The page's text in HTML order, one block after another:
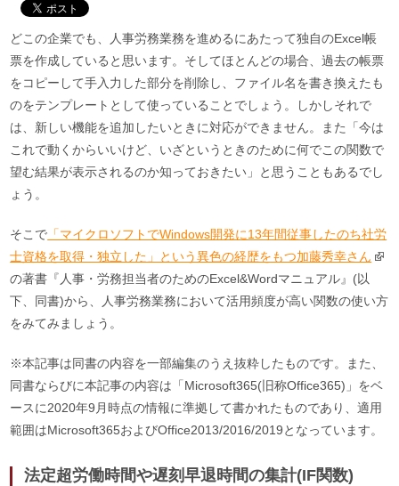
どこの企業でも、人事労務業務を進めるにあたって独自のExcel帳
票を作成していると思います。そしてほとんどの場合、過去の帳票
をコピーして手入力した部分を削除し、ファイル名を書き換えたも
のをテンプレートとして使っていることでしょう。しかしそれで
は、新しい機能を追加したいときに対応ができません。また「今は
これで動くからいいけど、いざというときのために何でこの関数で
望む結果が表示されるのか知っておきたい」と思うこともあるでし
ょう。
そこで 「マイクロソフトでWindows開発に13年間従事したのち社労
士資格を取得・独立した」という異色の経歴をもつ加藤秀幸さん
の著書『人事・労務担当者のためのExcel&Wordマニュアル』(以
下、同書)から、人事労務業務において活用頻度が高い関数の使い方
をみてみましょう。
※本記事は同書の内容を一部編集のうえ抜粋したものです。また、
同書ならびに本記事の内容は「Microsoft365(旧称Office365)」をベ
ースに2020年9月時点の情報に準拠して書かれたものであり、適用
範囲はMicrosoft365およびOffice2013/2016/2019となっています。
法定超労働時間や遅刻早退時間の集計(IF関数)